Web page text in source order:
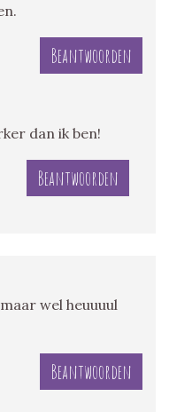
Beantwoorden
dan ik ben!
Beantwoorden
wel heuuuul
Beantwoorden